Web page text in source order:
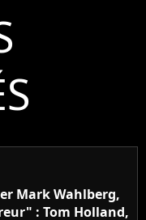
Mark Wahlberg,
: Tom Holland,